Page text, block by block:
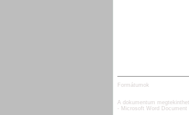
Formátumok
A dokumentum
- Microsoft Word Document